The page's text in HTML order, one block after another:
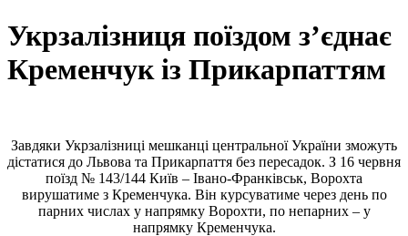
Укрзалізниця поїздом з’єднає
Кременчук із Прикарпаттям
Завдяки Укрзалізниці мешканці центральної України зможуть
дістатися до Львова та Прикарпаття без пересадок. З 16 червня
поїзд № 143/144 Київ – Івано-Франківськ, Ворохта
вирушатиме з Кременчука. Він курсуватиме через день по
парних числах у напрямку Ворохти, по непарних – у
напрямку Кременчука.